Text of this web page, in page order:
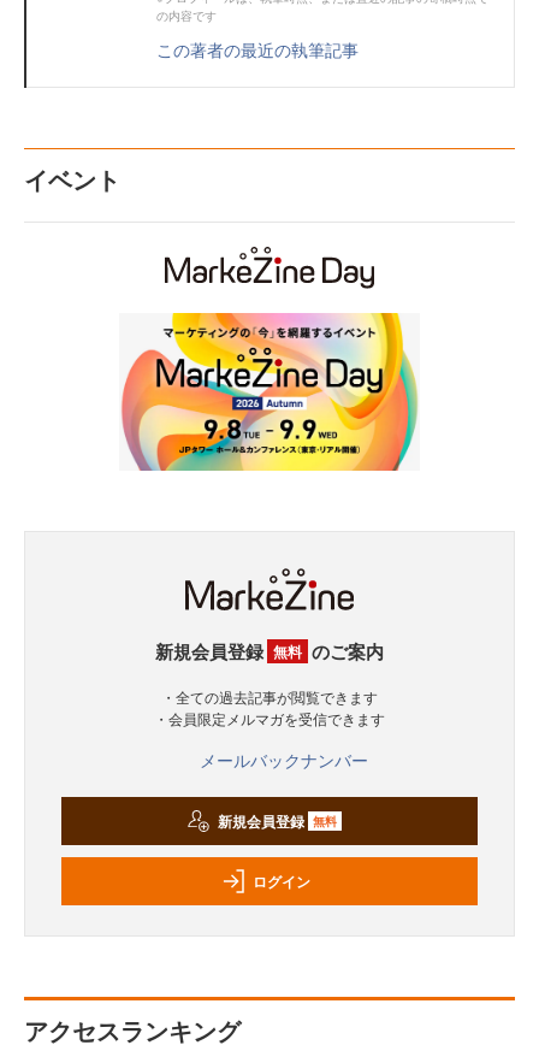
の内容です
この著者の最近の執筆記事
イベント
新規会員登録 無料 のご案内
・全ての過去記事が閲覧できます
・会員限定メルマガを受信できます
メールバックナンバー
新規会員登録 無料
ログイン
アクセスランキング